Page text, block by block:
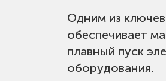
Одним из
обеспечивает
плавный пуск
оборудования.
Режимы запуска: